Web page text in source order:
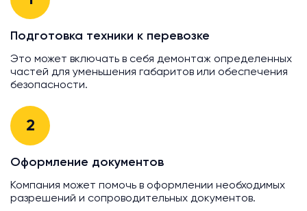
Подготовка техники к перевозке
Это может включать в себя демонтаж определенных
частей для уменьшения габаритов или обеспечения
безопасности.
2
Оформление документов
Компания может помочь в оформлении необходимых
разрешений и сопроводительных документов.